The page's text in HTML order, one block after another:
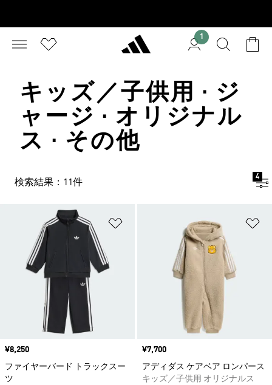
1
キッズ／子供用 · ジ
ャージ · オリジナル
ス · その他
検索結果：11件
4
ほしいものリストに追加
価格
¥8,250
ファイヤーバード トラックスー
ツ
価格
¥7,700
アディダス ケアベア ロンパース
キッズ／子供用 オリジナルス